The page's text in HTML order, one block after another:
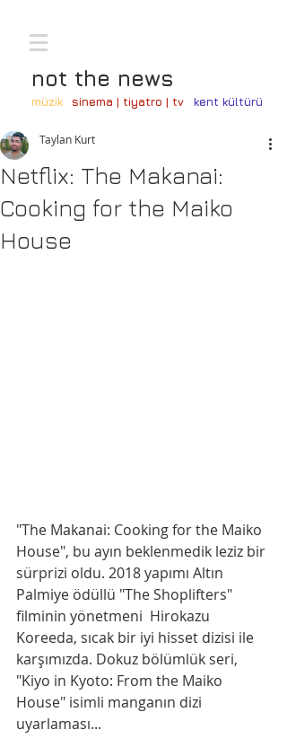
not the news
müzik sinema | tiyatro | tv kent kültürü
Netflix: The Makanai:
Cooking for the Maiko
House
Taylan Kurt
"The Makanai: Cooking for the Maiko
House", bu ayın beklenmedik leziz bir
sürprizi oldu. 2018 yapımı Altın
Palmiye ödüllü "The Shoplifters"
filminin yönetmeni  Hirokazu
Koreeda, sıcak bir iyi hisset dizisi ile
karşımızda. Dokuz bölümlük seri,
"Kiyo in Kyoto: From the Maiko
House" isimli manganın dizi
uyarlaması...